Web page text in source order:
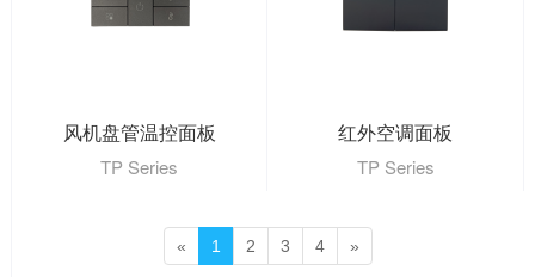
风机盘管温控面板
TP Series
红外空调面板
TP Series
« 1 2 3 4 »